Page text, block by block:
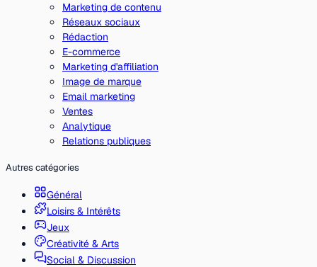
Marketing de contenu
Réseaux sociaux
Rédaction
E-commerce
Marketing d'affiliation
Image de marque
Email marketing
Ventes
Analytique
Relations publiques
Autres catégories
Général
Loisirs & Intérêts
Jeux
Créativité & Arts
Social & Discussion